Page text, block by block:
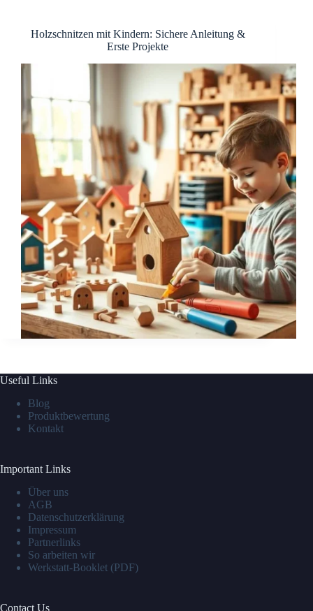
Holzschnitzen mit Kindern: Sichere Anleitung &
Erste Projekte
Useful Links
Blog
Produktbewertung
Kontakt
Important Links
Über uns
AGB
Datenschutzerklärung
Impressum
Partnerlinks
So arbeiten wir
Werkstatt-Booklet (PDF)
Contact Us